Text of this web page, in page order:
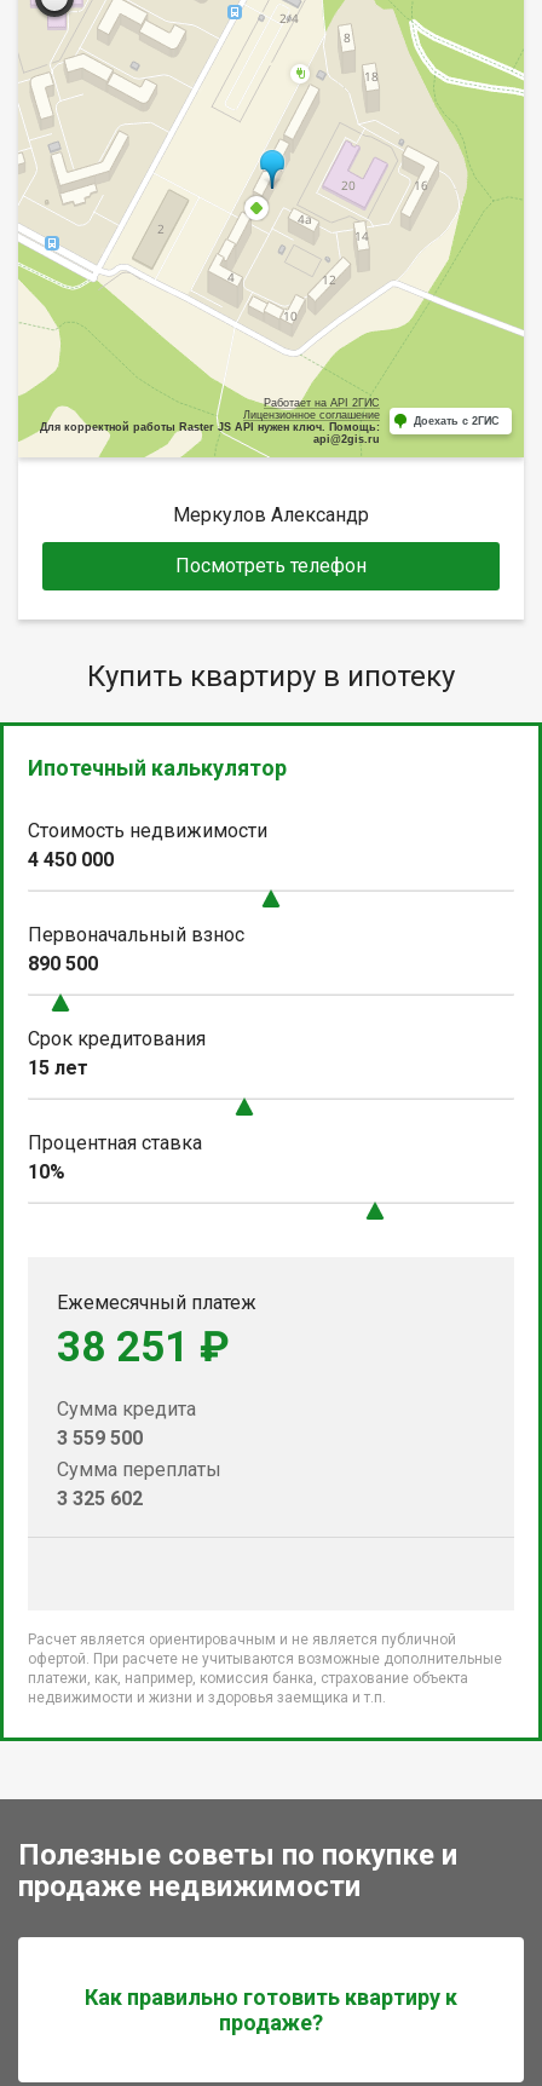
Работает на API 2ГИС
Лицензионное соглашение
Для корректной работы Raster JS API нужен ключ. Помощь:
api@2gis.ru
Доехать с 2ГИС
Меркулов Александр
Посмотреть телефон
Купить квартиру в ипотеку
Ипотечный калькулятор
Стоимость недвижимости
4 450 000
Первоначальный взнос
890 500
Срок кредитования
15 лет
Процентная ставка
10%
Ежемесячный платеж
38 251 ₽
Сумма кредита
3 559 500
Сумма переплаты
3 325 602
Расчет является ориентировачным и не является публичной
офертой. При расчете не учитываются возможные дополнительные
платежи, как, например, комиссия банка, страхование объекта
недвижимости и жизни и здоровья заемщика и т.п.
Полезные советы по покупке и
продаже недвижимости
Как правильно готовить квартиру к
продаже?